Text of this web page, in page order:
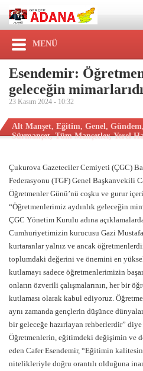
MENÜ
Esendemir:
geleceğin
23 Kasım 2024 - 10:32
Alt Manşet, Eğitim, Genel, Gündem,
Sürmanşet,Tüm Manşetler,Yerel
Çukurova Gazeteciler Cemiyeti (ÇGC)
Federasyonu (TGF) Genel Başkanvekili
Öğretmenler Günü’nü coşku ve gurur
“Öğretmenlerimiz aydınlık geleceğin
ÇGC Yönetim Kurulu adına
Cumhuriyetimizin kurucusu Gazi
kurtaranlar yalnız ve ancak
toplumdaki değerini ve önemini en
kutlamayı sadece öğretmenlerimizin
onların özverili çalışmalarının, her bir
kutlaması olarak kabul ediyoruz.
aynı zamanda gençlerin düşünce
bir geleceğe hazırlayan rehberlerdir”
Öğretmenlerin, eğitimdeki değişimin ve
eden Cafer Esendemir, “Eğitimin
nitelikleriyle doğru orantılı olduğuna